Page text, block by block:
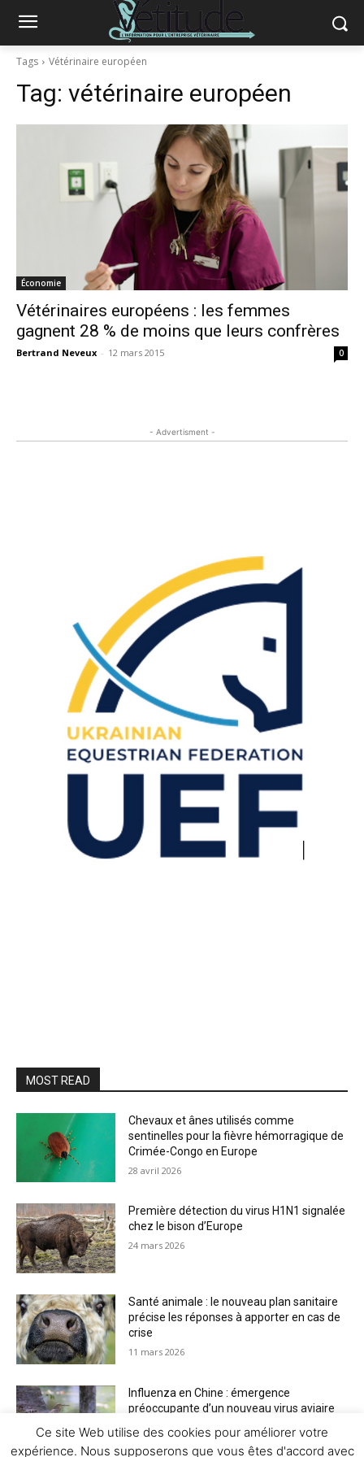
Tags Vétérinaire européen
Tag: vétérinaire européen
Économie
Vétérinaires européens : les femmes
gagnent 28 % de moins que leurs confrères
Bertrand Neveux - 12 mars 2015 0
- Advertisment -
MOST READ
Chevaux et ânes utilisés comme
sentinelles pour la fièvre hémorragique de
Crimée-Congo en Europe
28 avril 2026
Première détection du virus H1N1 signalée
chez le bison d’Europe
24 mars 2026
Santé animale : le nouveau plan sanitaire
précise les réponses à apporter en cas de
crise
11 mars 2026
Influenza en Chine : émergence
préoccupante d’un nouveau virus aviaire
Ce site Web utilise des cookies pour améliorer votre
expérience. Nous supposerons que vous êtes d'accord avec